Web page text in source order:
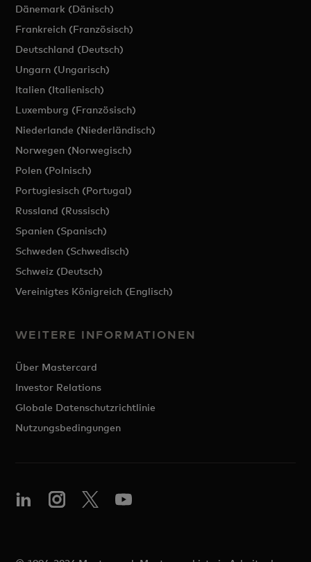
Dänemark (Dänisch)
Frankreich (Französisch)
Deutschland (Deutsch)
Ungarn (Ungarisch)
Italien (Italienisch)
Luxemburg (Französisch)
Niederlande (Niederländisch)
Norwegen (Norwegisch)
Polen (Polnisch)
Portugiesisch (Portugal)
Russland (Russisch)
Spanien (Spanisch)
Schweden (Schwedisch)
Schweiz (Deutsch)
Vereinigtes Königreich (Englisch)
WEITERE INFORMATIONEN
Über Mastercard
Investor Relations
Globale Datenschutzrichtlinie
Nutzungsbedingungen